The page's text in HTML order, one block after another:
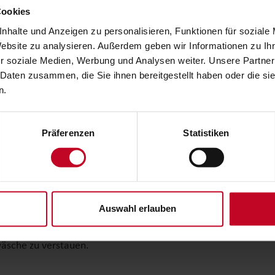
und Anzeigen zu personalisieren, Funktionen für soziale
zu analysieren. Außerdem geben wir Informationen zu
soziale Medien, Werbung und Analysen weiter. Unsere
zusammen, die Sie ihnen bereitgestellt haben oder die
Präferenzen Statistiken
Auswahl erlauben
Wohnbereiche. Der Küche und dem Wohnzimmer - mit
auf der modernen Garnitur Platz. Das zeitgemäße
Platz ist hier auch für große Runden vorhanden. Und
Mit wenigen Handgriffen wird aus dem
oder ausgefahren werden. Auf diese Weise lässt sich
man die Dinge des alltäglichen Bedarfs immer
zu verstauen.